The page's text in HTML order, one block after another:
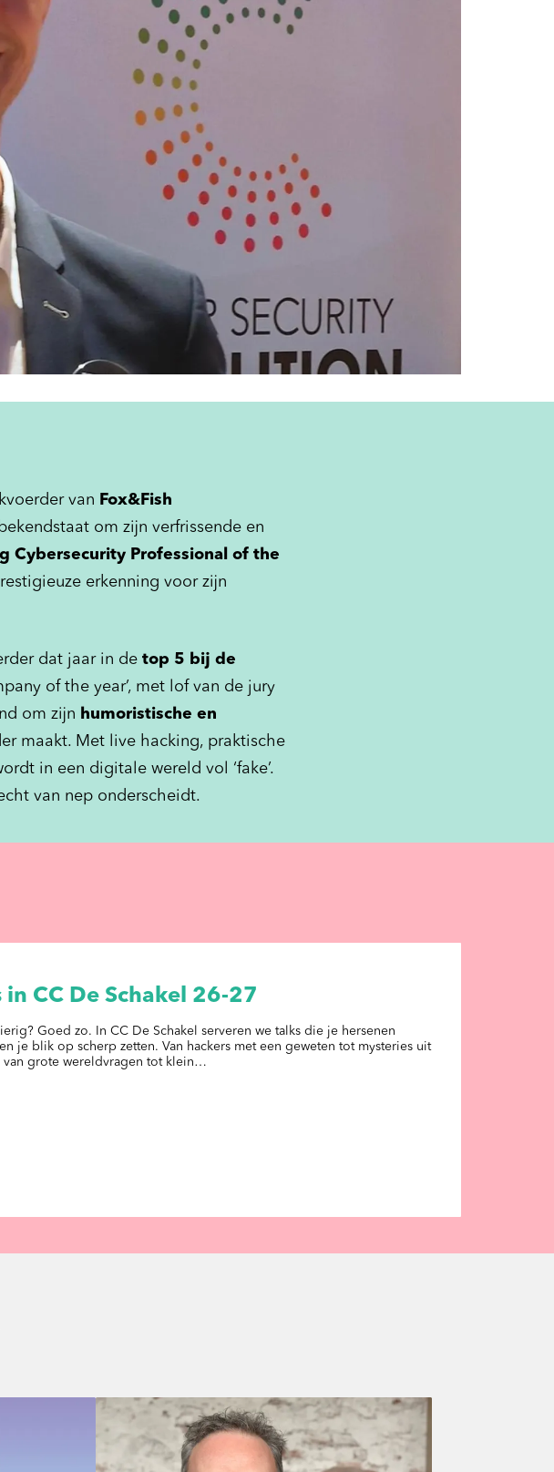
van Fox&Fish
om zijn verfrissende en
Cybersecurity Professional of the
erkenning voor zijn
dat jaar in de top 5 bij de
of the year’, met lof van de jury
om zijn humoristische en
maakt. Met live hacking, praktische
in een digitale wereld vol ‘fake’.
van nep onderscheidt.
in CC De Schakel 26-27
Goed zo. In CC De Schakel serveren we talks die je hersenen
je blik op scherp zetten. Van hackers met een geweten tot mysteries uit
van grote wereldvragen tot klein…